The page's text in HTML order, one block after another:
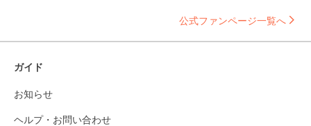
公式ファンページ一覧へ
ガイド
お知らせ
ヘルプ・お問い合わせ